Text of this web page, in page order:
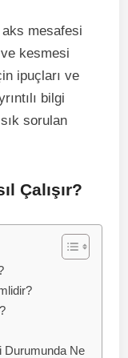
aks mesafesi
kesmesi
ipuçları ve
bilgi
sorulan
Çalışır?
Durumunda Ne